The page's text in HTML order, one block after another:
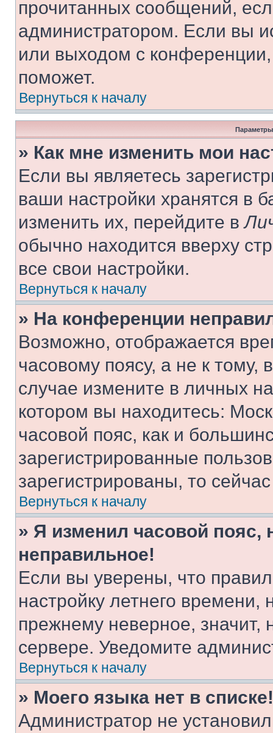
прочитанных сообщений,
администратором. Если вы
или выходом с
поможет.
Вернуться к началу
Параметры
» Как мне изменить мои
Если вы являетесь
ваши настройки хранятся в
изменить их, перейдите в
обычно находится вверху
все свои настройки.
Вернуться к началу
» На конференции
Возможно, отображается
часовому поясу, а не к тому,
случае измените в личных
котором вы находитесь:
часовой пояс, как и
зарегистрированные
зарегистрированы, то
Вернуться к началу
» Я изменил часовой пояс,
неправильное!
Если вы уверены, что
настройку летнего
прежнему неверное, значит,
сервере. Уведомите
Вернуться к началу
» Моего языка нет в списке!
Администратор не